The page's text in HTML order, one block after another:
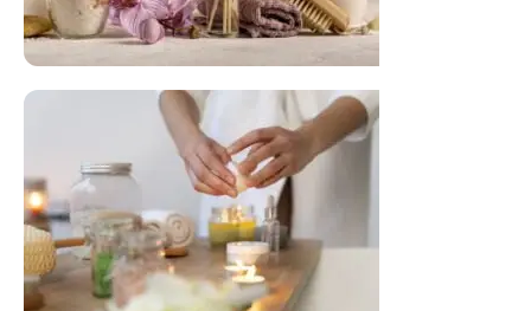
FLORAL DE BACH PERSONALIZADO
Responda as perguntas e receba o seu
floral em casa.
Resultado na hora!
Conheça mais e faça sua Pesquisa